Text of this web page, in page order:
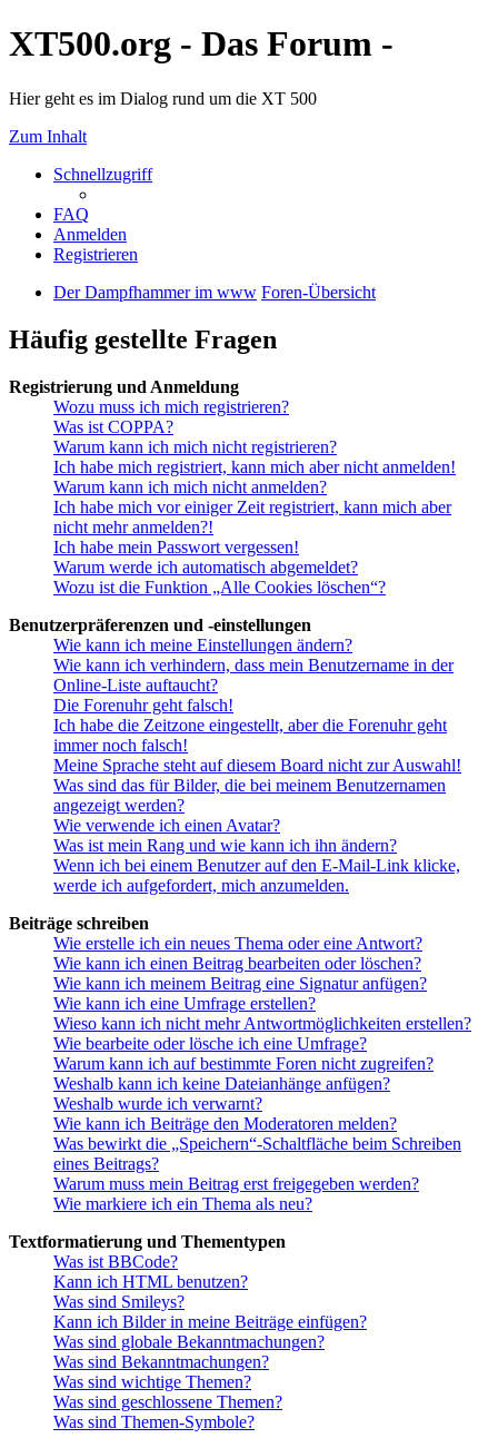
XT500.org - Das Forum -
Hier geht es im Dialog rund um die XT 500
Zum Inhalt
Schnellzugriff
FAQ
Anmelden
Registrieren
Der Dampfhammer im www Foren-Übersicht
Häufig gestellte Fragen
Registrierung und Anmeldung
Wozu muss ich mich registrieren?
Was ist COPPA?
Warum kann ich mich nicht registrieren?
Ich habe mich registriert, kann mich aber nicht anmelden!
Warum kann ich mich nicht anmelden?
Ich habe mich vor einiger Zeit registriert, kann mich aber
nicht mehr anmelden?!
Ich habe mein Passwort vergessen!
Warum werde ich automatisch abgemeldet?
Wozu ist die Funktion „Alle Cookies löschen“?
Benutzerpräferenzen und -einstellungen
Wie kann ich meine Einstellungen ändern?
Wie kann ich verhindern, dass mein Benutzername in der
Online-Liste auftaucht?
Die Forenuhr geht falsch!
Ich habe die Zeitzone eingestellt, aber die Forenuhr geht
immer noch falsch!
Meine Sprache steht auf diesem Board nicht zur Auswahl!
Was sind das für Bilder, die bei meinem Benutzernamen
angezeigt werden?
Wie verwende ich einen Avatar?
Was ist mein Rang und wie kann ich ihn ändern?
Wenn ich bei einem Benutzer auf den E-Mail-Link klicke,
werde ich aufgefordert, mich anzumelden.
Beiträge schreiben
Wie erstelle ich ein neues Thema oder eine Antwort?
Wie kann ich einen Beitrag bearbeiten oder löschen?
Wie kann ich meinem Beitrag eine Signatur anfügen?
Wie kann ich eine Umfrage erstellen?
Wieso kann ich nicht mehr Antwortmöglichkeiten erstellen?
Wie bearbeite oder lösche ich eine Umfrage?
Warum kann ich auf bestimmte Foren nicht zugreifen?
Weshalb kann ich keine Dateianhänge anfügen?
Weshalb wurde ich verwarnt?
Wie kann ich Beiträge den Moderatoren melden?
Was bewirkt die „Speichern“-Schaltfläche beim Schreiben
eines Beitrags?
Warum muss mein Beitrag erst freigegeben werden?
Wie markiere ich ein Thema als neu?
Textformatierung und Thementypen
Was ist BBCode?
Kann ich HTML benutzen?
Was sind Smileys?
Kann ich Bilder in meine Beiträge einfügen?
Was sind globale Bekanntmachungen?
Was sind Bekanntmachungen?
Was sind wichtige Themen?
Was sind geschlossene Themen?
Was sind Themen-Symbole?